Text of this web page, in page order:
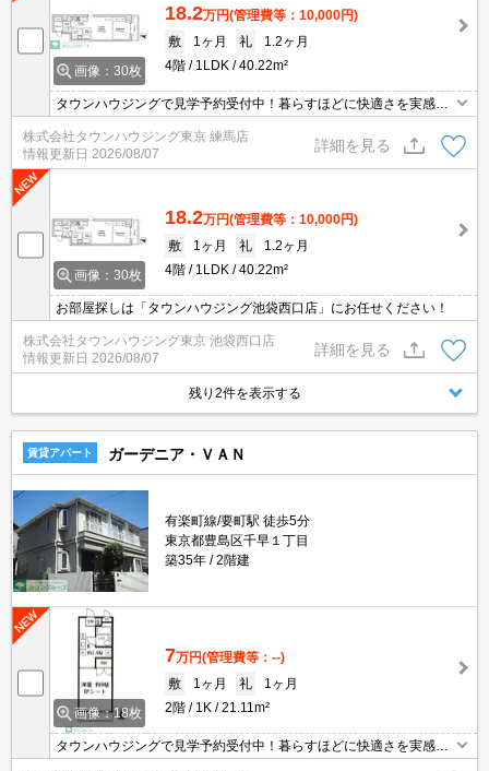
画像：30枚
18.2万円(管理費等：10,000円)
敷
1ヶ月 礼
1.2ヶ月
4階
1LDK 40.22m²
タウンハウジングで見学予約受付中！暮らすほどに快適さを実感で
きる設備仕様！駅前商業施設の多さ！日常の買い物に便利！
株式会社タウンハウジング東京 練馬店
情報更新日 2026/08/07
詳細を見る
画像：30枚
18.2万円(管理費等：10,000円)
敷
1ヶ月 礼
1.2ヶ月
4階
1LDK 40.22m²
お部屋探しは「タウンハウジング池袋西口店」にお任せください！
株式会社タウンハウジング東京 池袋西口店
情報更新日 2026/08/07
詳細を見る
残り2件を表示する
賃貸アパート ガーデニア・ＶＡＮ
有楽町線/要町駅 徒歩5分
東京都豊島区千早１丁目
築35年
2階建
画像：18枚
7万円(管理費等：--)
敷
1ヶ月 礼
1ヶ月
2階
1K 21.11m²
タウンハウジングで見学予約受付中！暮らすほどに快適さを実感で
きる設備仕様！駅前商業施設の多さ！日常の買い物に便利！